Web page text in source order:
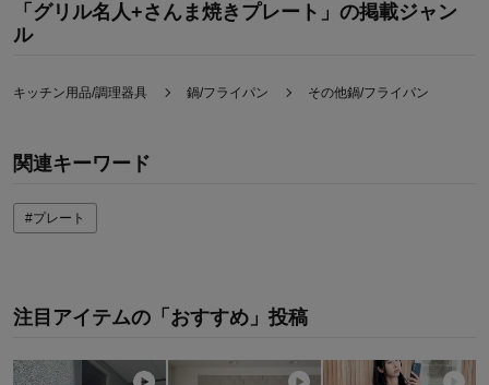
「グリル名人+さんま焼きプレート」の掲載ジャン
ル
キッチン用品/調理器具 鍋/フライパン その他鍋/フライパン
関連キーワード
#プレート
注目アイテムの「おすすめ」投稿